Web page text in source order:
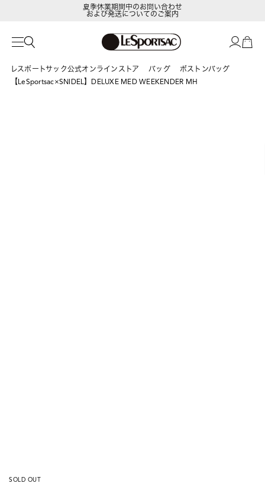
夏季休業期間中のお問い合わせ
および発送についてのご案内
レスポートサック公式オンラインストア バッグ
ボストンバッグ
【LeSportsac×SNIDEL】DELUXE MED WEEKENDER MH
SOLD OUT